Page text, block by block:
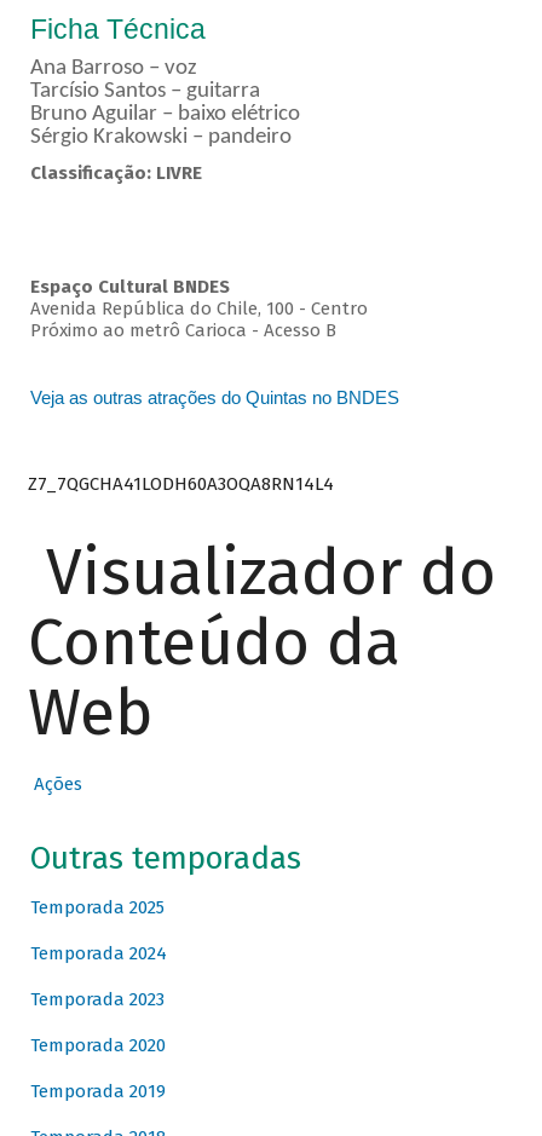
Ficha Técnica
Ana Barroso – voz
Tarcísio Santos – guitarra
Bruno Aguilar – baixo elétrico
Sérgio Krakowski – pandeiro
Classificação: LIVRE
Espaço Cultural BNDES
Avenida República do Chile, 100 - Centro
Próximo ao metrô Carioca - Acesso B
Veja as outras atrações do Quintas no BNDES
Z7_7QGCHA41LODH60A3OQA8RN14L4
Visualizador do
Conteúdo da
Web
Ações
Outras temporadas
Temporada 2025
Temporada 2024
Temporada 2023
Temporada 2020
Temporada 2019